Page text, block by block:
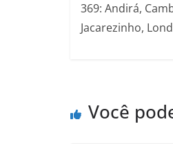
369: Andirá,
Jacarezinho,
Você